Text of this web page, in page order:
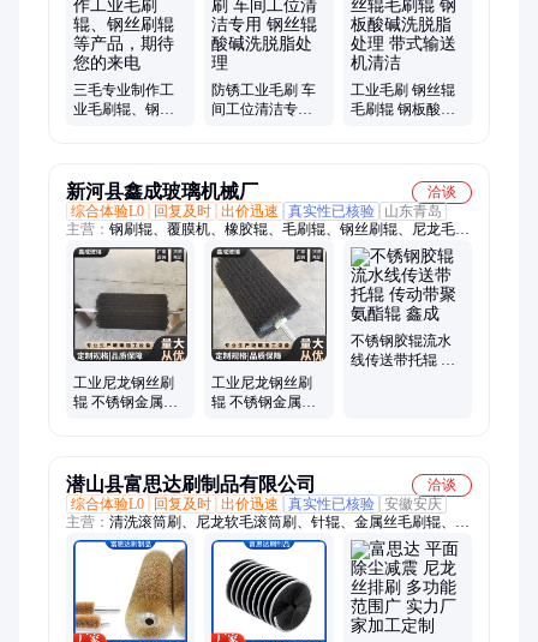
三毛专业制作工
业毛刷辊、钢丝
防锈工业毛刷 车
间工位清洁专用
工业毛刷 钢丝辊
毛刷辊 钢板酸碱
新河县鑫成玻璃机械厂
洽谈
综合体验L0
回复及时 出价迅速 真实性已核验
山东青岛
主营： 钢刷辊、覆膜机、橡胶辊、毛刷辊、钢丝刷辊、尼龙毛
刷、圆形钢丝辊、海绵辊、清洗机、机械传动、聚氨酯辊、清洗
烘干机、海绵吸水辊、机械橡胶圈、玻璃烘干线、定制尼龙座、
玻璃清洗机、洗片机、玻璃覆膜机、贴膜机、硅胶辊、光轴、钢
化炉辊、节能玻璃清洗机、超声波清洗机
工业尼龙钢丝刷
辊 不锈钢金属丝
工业尼龙钢丝刷
辊 不锈钢金属丝
不锈钢胶辊流水
线传送带托辊 传
潜山县富思达刷制品有限公司
洽谈
综合体验L0
回复及时 出价迅速 真实性已核验 安徽安庆
主营： 清洗滚筒刷、尼龙软毛滚筒刷、针辊、金属丝毛刷辊、尼
龙丝毛刷辊、毛刷辊、钢丝刷、毛刷轮、胶辊、清洗刷、条刷、
砖机、吸水辊、环卫刷、扫雪刷、试管刷